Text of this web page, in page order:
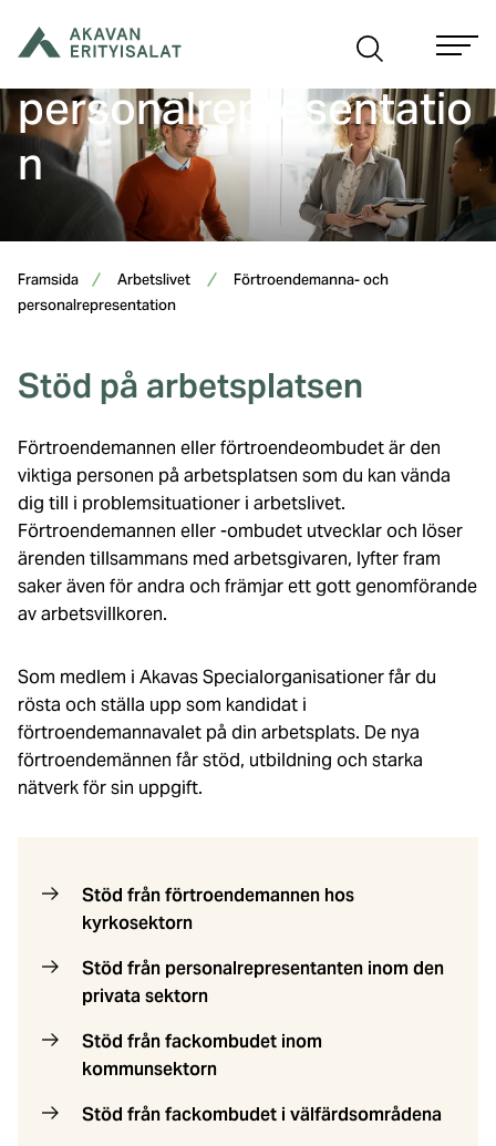
Förtroendemanna- och
personalrepresentatio
n
Framsida Arbetslivet
Förtroendemanna- och
personalrepresentation
Stöd på arbetsplatsen
Förtroendemannen eller förtroendeombudet är den
viktiga personen på arbetsplatsen som du kan vända
dig till i problemsituationer i arbetslivet.
Förtroendemannen eller -ombudet utvecklar och löser
ärenden tillsammans med arbetsgivaren, lyfter fram
saker även för andra och främjar ett gott genomförande
av arbetsvillkoren.
Som medlem i Akavas Specialorganisationer får du
rösta och ställa upp som kandidat i
förtroendemannavalet på din arbetsplats. De nya
förtroendemännen får stöd, utbildning och starka
nätverk för sin uppgift.
Stöd från förtroendemannen hos
kyrkosektorn
Stöd från personalrepresentanten inom den
privata sektorn
Stöd från fackombudet inom
kommunsektorn
Stöd från fackombudet i välfärdsområdena